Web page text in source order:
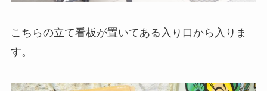
こちらの立て看板が置いてある入り口から入りま
す。